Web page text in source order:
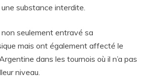
substance interdite.
seulement entravé sa
mais ont également affecté le
dans les tournois où il n’a pas
niveau.